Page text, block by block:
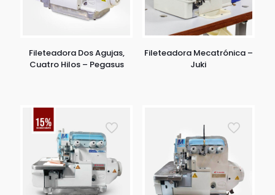
Fileteadora Dos Agujas,
Cuatro Hilos – Pegasus
Fileteadora Mecatrónica –
Juki